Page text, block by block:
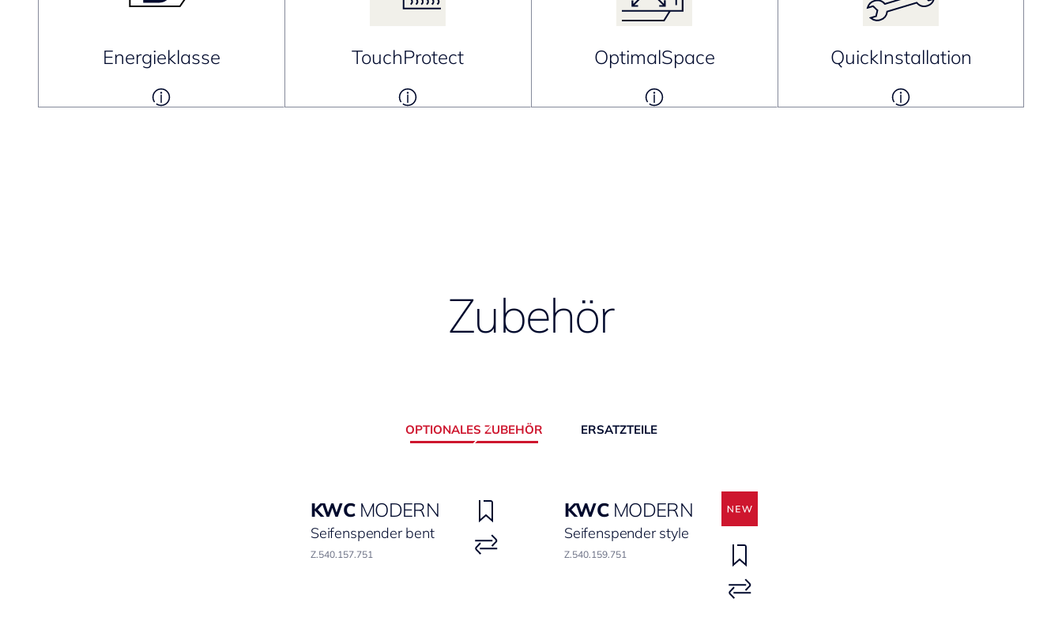
Energieklasse TouchProtect OptimalSpace QuickInstallation
Zubehör
OPTIONALES ZUBEHÖR ERSATZTEILE
KWC MODERN
Seifenspender bent
Z.540.157.751
KWC MODERN
Seifenspender style
Z.540.159.751